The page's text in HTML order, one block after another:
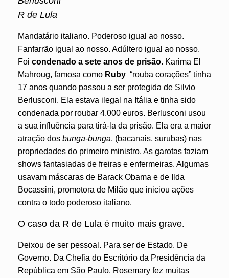
R de Lula
Mandatário italiano. Poderoso igual ao nosso.
Fanfarrão igual ao nosso. Adúltero igual ao nosso.
Foi condenado a sete anos de prisão. Karima El
Mahroug, famosa como Ruby “rouba corações” tinha
17 anos quando passou a ser protegida de Silvio
Berlusconi. Ela estava ilegal na Itália e tinha sido
condenada por roubar 4.000 euros. Berlusconi usou
a sua influência para tirá-la da prisão. Ela era a maior
atração dos bunga-bunga, (bacanais, surubas) nas
propriedades do primeiro ministro. As garotas faziam
shows fantasiadas de freiras e enfermeiras. Algumas
usavam máscaras de Barack Obama e de Ilda
Bocassini, promotora de Milão que iniciou ações
contra o todo poderoso italiano.
O caso da R de Lula é muito mais grave.
Deixou de ser pessoal. Para ser de Estado. De
Governo. Da Chefia do Escritório da Presidência da
República em São Paulo. Rosemary fez muitas